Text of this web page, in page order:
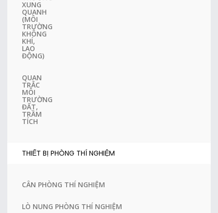
XUNG
QUANH
(MÔI
TRƯỜNG
KHÔNG
KHÍ,
LAO
ĐỘNG)
QUAN
TRẮC
MÔI
TRƯỜNG
ĐẤT,
TRẦM
TÍCH
THIẾT BỊ PHÒNG THÍ NGHIỆM
CÂN PHÒNG THÍ NGHIỆM
LÒ NUNG PHÒNG THÍ NGHIỆM